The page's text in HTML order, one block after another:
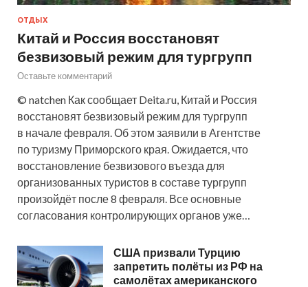
ОТДЫХ
Китай и Россия восстановят
безвизовый режим для тургрупп
Оставьте комментарий
© natchen Как сообщает Deita.ru, Китай и Россия
восстановят безвизовый режим для тургрупп
в начале февраля. Об этом заявили в Агентстве
по туризму Приморского края. Ожидается, что
восстановление безвизового въезда для
организованных туристов в составе тургрупп
произойдёт после 8 февраля. Все основные
согласования контролирующих органов уже…
США призвали Турцию
запретить полёты из РФ на
самолётах американского